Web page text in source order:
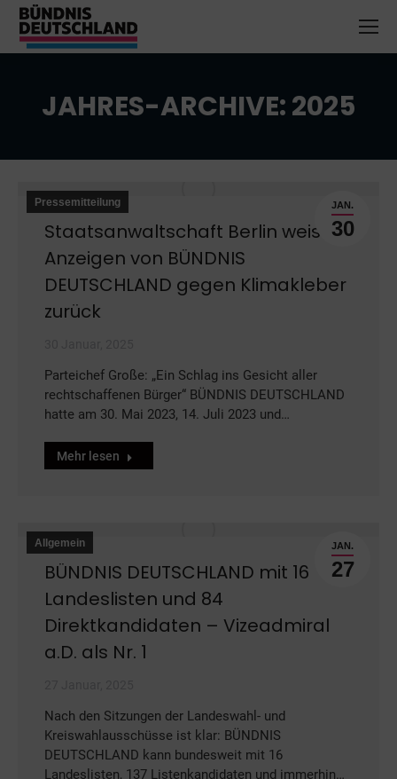
JAHRES-ARCHIVE:2025
JAN.
30
Pressemitteilung
Staatsanwaltschaft Berlin weist
Anzeigen von BÜNDNIS
DEUTSCHLAND gegen Klimakleber
zurück
Parteichef Große: „Ein Schlag ins Gesicht aller
rechtschaffenen Bürger“ BÜNDNIS DEUTSCHLAND
hatte am 30. Mai 2023, 14. Juli 2023 und…
Mehr lesen
JAN.
27
Allgemein
BÜNDNIS DEUTSCHLAND mit 16
Landeslisten und 84
Direktkandidaten – Vizeadmiral
a.D. als Nr. 1
Nach den Sitzungen der Landeswahl- und
Kreiswahlausschüsse ist klar: BÜNDNIS
DEUTSCHLAND kann bundesweit mit 16
Landeslisten, 137 Listenkandidaten und immerhin…